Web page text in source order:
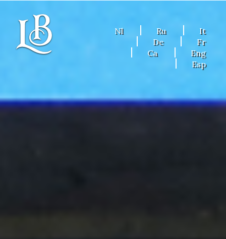
Nl Ru
It
De
Fr
Ca
Eng
Esp